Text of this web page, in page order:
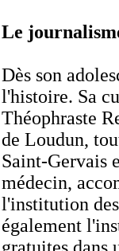
Le
Dès son
l'histoire. Sa
Théophraste
de Loudun,
Saint-Gervais
médecin,
l'institution
également